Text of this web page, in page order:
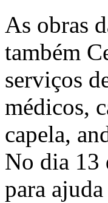
As obras
também
serviços
médicos,
capela,
No dia 13
para